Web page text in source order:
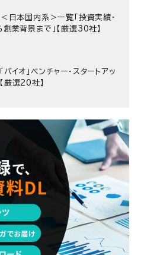
日本国内系＞一覧「投資実績・
創業背景まで」【厳選30社】
バイオ」ベンチャー・スタートアッ
厳選20社】